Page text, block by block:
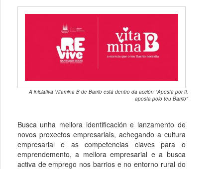
A iniciativa Vitamina B de Barrio está dentro da acción "Aposta por ti,
aposta polo teu Barrio"
Busca unha mellora identificación e lanzamento de
novos proxectos empresariais, achegando a cultura
empresarial e as competencias claves para o
emprendemento, a mellora empresarial e a busca
activa de emprego nos barrios e no entorno rural do